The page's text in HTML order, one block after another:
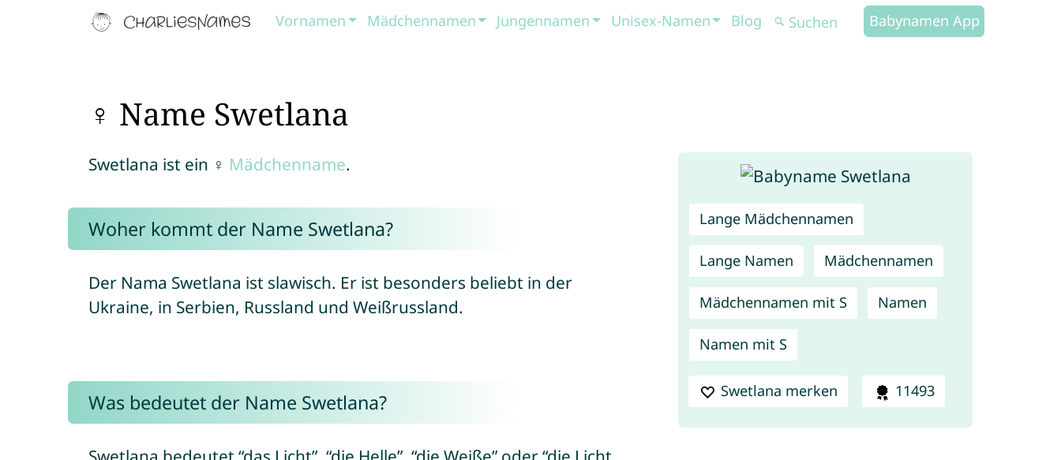
Vornamen Mädchennamen Jungennamen Unisex-Namen Blog Babynamen App
♀ Name Swetlana
Lange Mädchennamen
Lange Namen Mädchennamen
Mädchennamen mit S Namen
Namen mit S
Swetlana merken 11493
Swetlana ist ein ♀ Mädchenname.
Woher kommt der Name Swetlana?
Der Nama Swetlana ist slawisch. Er ist besonders beliebt in der
Ukraine, in Serbien, Russland und Weißrussland.
Was bedeutet der Name Swetlana?